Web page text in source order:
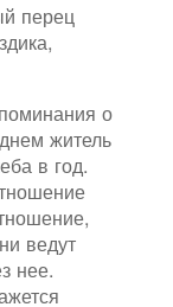
перец
о
житель
в год.
ведут
нее.